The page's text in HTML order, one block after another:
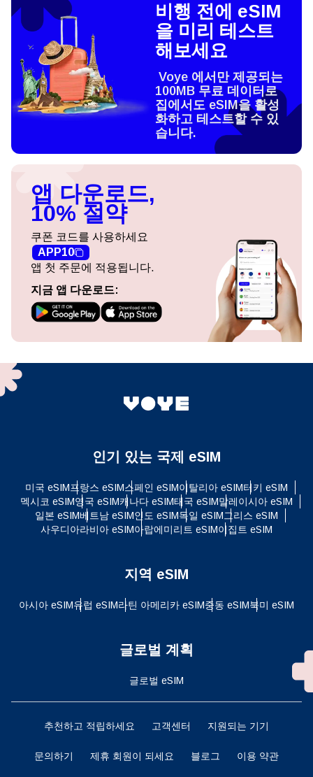
비행 전에 eSIM
을 미리 테스트
해보세요
Voye 에서만 제공되는
100MB 무료 데이터로
집에서도 eSIM을 활성
화하고 테스트할 수 있
습니다.
앱 다운로드,
10% 절약
쿠폰 코드를 사용하세요
APP10
앱 첫 주문에 적용됩니다.
지금 앱 다운로드:
인기 있는 국제 eSIM
미국 eSIM프랑스 eSIM스페인 eSIM이탈리아 eSIM터키 eSIM
멕시코 eSIM영국 eSIM캐나다 eSIM태국 eSIM말레이시아 eSIM
일본 eSIM베트남 eSIM인도 eSIM독일 eSIM그리스 eSIM
사우디아라비아 eSIM아랍에미리트 eSIM이집트 eSIM
지역 eSIM
아시아 eSIM유럽 ​​eSIM라틴 아메리카 eSIM중동 eSIM북미 eSIM
글로벌 계획
글로벌 eSIM
추천하고 적립하세요 고객센터 지원되는 기기
문의하기 제휴 회원이 되세요 블로그 이용 약관